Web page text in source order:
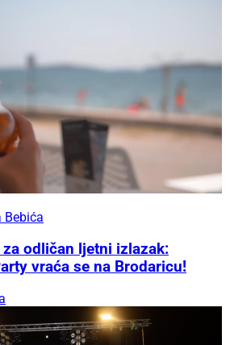
Bebića
za odličan ljetni izlazak:
vraća se na Brodaricu!